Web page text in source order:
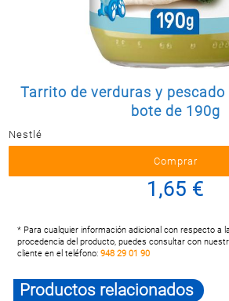
Postal
LIMPIEZA
ELECTRO
Y BAZAR
ELECTRO
Tarrito de verduras y pescado
bote de 190g
Nestlé
1,65 €
* Para cualquier información adicional con respecto a
procedencia del producto, puedes consultar con
cliente en el teléfono:948 29 01 90
Productos relacionados